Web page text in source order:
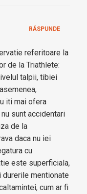
referitoare la
de la Triathlete:
talpii, tibiei
iti mai ofera
sunt accidentari
de la
daca nu iei
cu
este superficiala,
mentionate
cum ar fi
RĂSPUNDE